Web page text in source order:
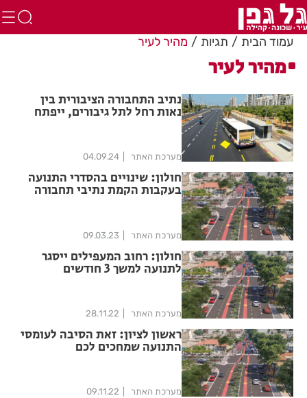
עמוד הבית תגיות מהיר לעיר
מהיר לעיר
נתיב התחבורה הציבורית בין
נאות רחל לתל גיבורים, ייפתח
מערכת האתר 04.09.24
חולון: שינויים בהסדרי התנועה
בעקבות הקמת נתיבי תחבורה
מערכת האתר 09.03.23
חולון: רחוב המעפילים ייסגר
לתנועה למשך 3 חודשים
מערכת האתר 28.11.22
ראשון לציון: זאת הסיבה לעומסי
התנועה שמחכים לכם
מערכת האתר 09.11.22